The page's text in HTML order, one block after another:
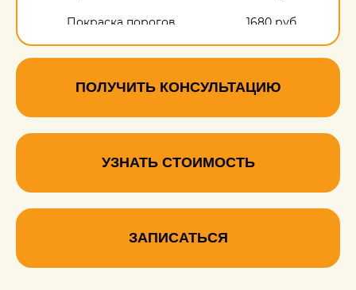
Покраска порогов 1680 руб.
ПОЛУЧИТЬ КОНСУЛЬТАЦИЮ
УЗНАТЬ СТОИМОСТЬ
ЗАПИСАТЬСЯ